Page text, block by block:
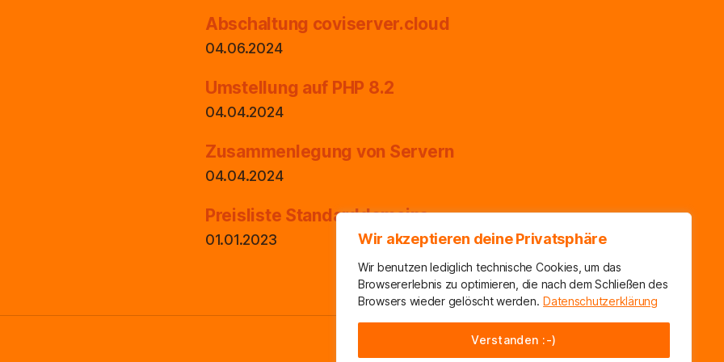
Wir akzeptieren deine Privatsphäre
Wir benutzen lediglich technische Cookies, um das
Browsererlebnis zu optimieren, die nach dem Schließen des
Browsers wieder gelöscht werden. Datenschutzerklärung
Verstanden :-)
Abschaltung coviserver.cloud
04.06.2024
Umstellung auf PHP 8.2
04.04.2024
Zusammenlegung von Servern
04.04.2024
Preisliste Standarddomains
01.01.2023